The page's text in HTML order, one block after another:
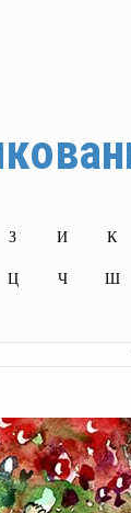
З И К
Ц Ч Ш